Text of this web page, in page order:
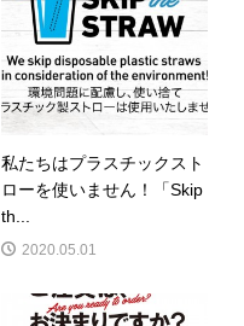
私たちはプラスチックスト
ローを使いません！「Skip
th...
2020.05.01